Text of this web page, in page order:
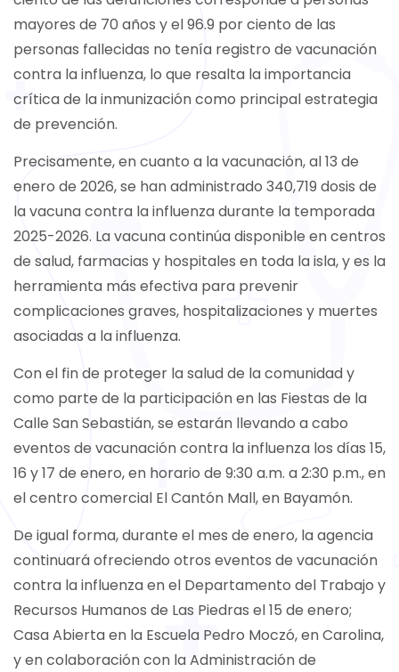
mayores de 70 años y el 96.9 por ciento de las
personas fallecidas no tenía registro de vacunación
contra la influenza, lo que resalta la importancia
crítica de la inmunización como principal estrategia
de prevención.
Precisamente, en cuanto a la vacunación, al 13 de
enero de 2026, se han administrado 340,719 dosis de
la vacuna contra la influenza durante la temporada
2025-2026. La vacuna continúa disponible en centros
de salud, farmacias y hospitales en toda la isla, y es la
herramienta más efectiva para prevenir
complicaciones graves, hospitalizaciones y muertes
asociadas a la influenza.
Con el fin de proteger la salud de la comunidad y
como parte de la participación en las Fiestas de la
Calle San Sebastián, se estarán llevando a cabo
eventos de vacunación contra la influenza los días 15,
16 y 17 de enero, en horario de 9:30 a.m. a 2:30 p.m., en
el centro comercial El Cantón Mall, en Bayamón.
De igual forma, durante el mes de enero, la agencia
continuará ofreciendo otros eventos de vacunación
contra la influenza en el Departamento del Trabajo y
Recursos Humanos de Las Piedras el 15 de enero;
Casa Abierta en la Escuela Pedro Moczó, en Carolina,
y en colaboración con la Administración de